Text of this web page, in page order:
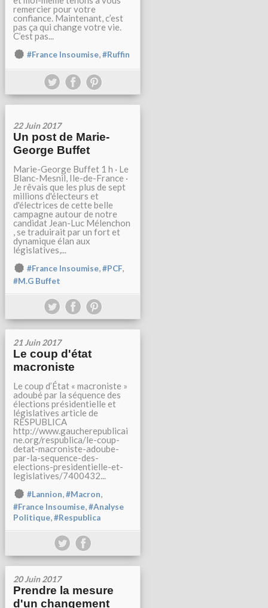
remercier pour votre
confiance. Maintenant, c’est
pas ça qui change votre vie.
C’est pas...
#France Insoumise,#Ruffin
22 Juin 2017
Un post de Marie-
George Buffet
Marie-George Buffet 1 h · Le
Blanc-Mesnil, Ile-de-France ·
Je rêvais que les plus de sept
millions d'électeurs et
d'électrices de cette belle
campagne autour de notre
candidat Jean-Luc Mélenchon
, se traduirait par un fort et
dynamique élan aux
législatives,...
#France Insoumise,#PCF,
#M.G Buffet
21 Juin 2017
Le coup d'état
macroniste
Le coup d’État « macroniste »
adoubé par la séquence des
élections présidentielle et
législatives article de
RESPUBLICA
http://www.gaucherepublicai
ne.org/respublica/le-coup-
detat-macroniste-adoube-
par-la-sequence-des-
elections-presidentielle-et-
legislatives/7400432...
#Lannion,#Macron,
#France Insoumise,#Analyse
Politique,#Respublica
20 Juin 2017
Prendre la mesure
d'un changement